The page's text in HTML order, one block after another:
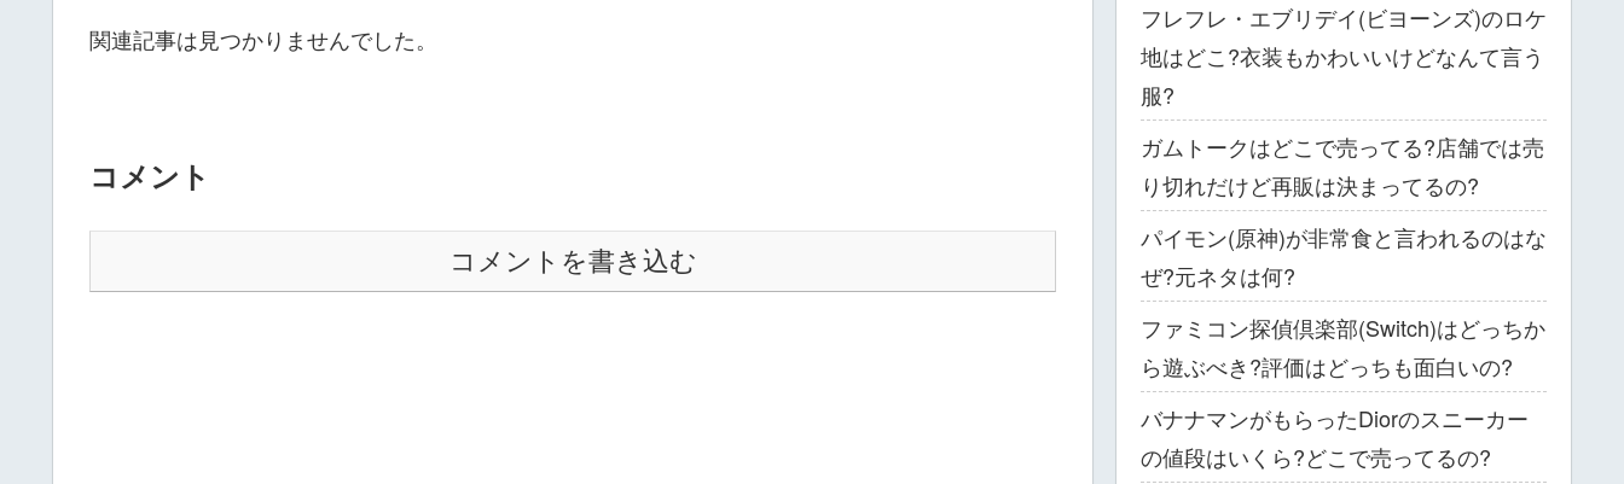
関連記事は見つかりませんでした。
コメント
コメントを書き込む
フレフレ・エブリデイ(ビヨーンズ)のロケ
地はどこ?衣装もかわいいけどなんて言う
服?
ガムトークはどこで売ってる?店舗では売
り切れだけど再販は決まってるの?
パイモン(原神)が非常食と言われるのはな
ぜ?元ネタは何?
ファミコン探偵倶楽部(Switch)はどっちか
ら遊ぶべき?評価はどっちも面白いの?
バナナマンがもらったDiorのスニーカー
の値段はいくら?どこで売ってるの?